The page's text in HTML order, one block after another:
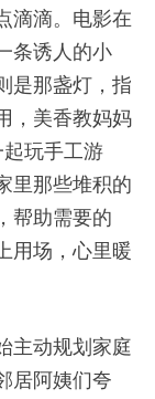
滴滴。电影在
条诱人的小
是那盏灯，指
，美香教妈妈
玩手工游
里那些堆积的
帮助需要的
用场，心里暖
主动规划家庭
居阿姨们夸